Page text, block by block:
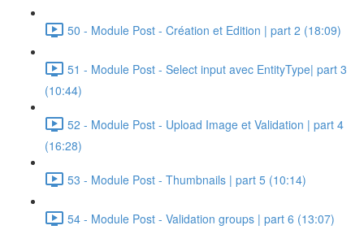
50 - Module Post - Création et Edition | part 2 (18:09)
51 - Module Post - Select input avec EntityType| part 3
(10:44)
52 - Module Post - Upload Image et Validation | part 4
(16:28)
53 - Module Post - Thumbnails | part 5 (10:14)
54 - Module Post - Validation groups | part 6 (13:07)